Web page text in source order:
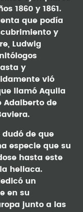
1860 y 1861.
que podía
y
Ludwig
y
vió
llamó Aquila
Adalberto de
dudó de que
especie que su
hasta este
heliaca.
un
en su
junto a las